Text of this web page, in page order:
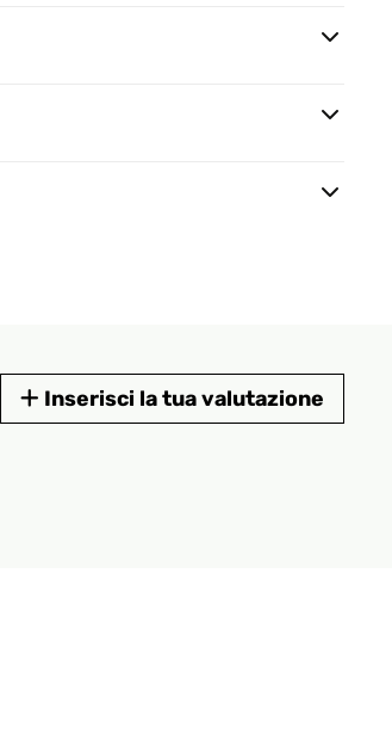
Inserisci la tua valutazione